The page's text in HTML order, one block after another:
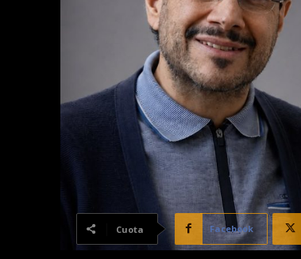
Cuota Facebook